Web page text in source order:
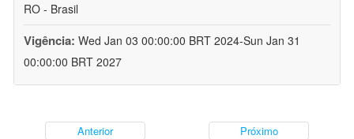
RO - Brasil
Vigência: Wed Jan 03 00:00:00 BRT 2024-Sun Jan 31
00:00:00 BRT 2027
Anterior Próximo